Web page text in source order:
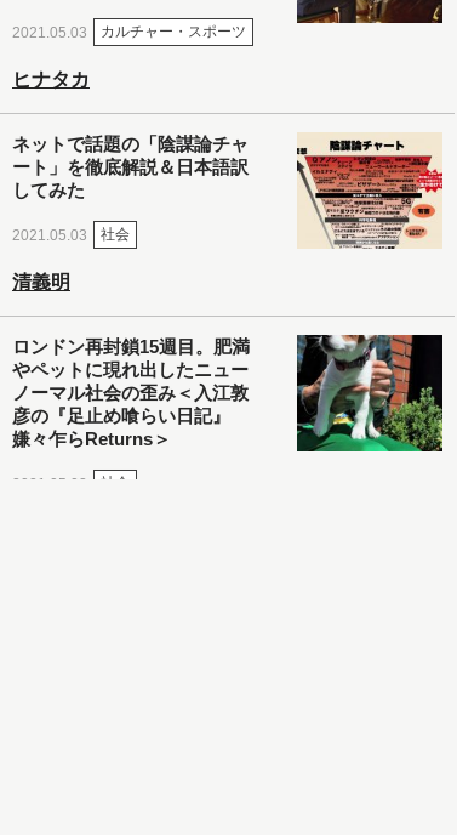
2021.05.03 カルチャー・スポーツ
ヒナタカ
ネットで話題の「陰謀論チャ
ート」を徹底解説＆日本語訳
してみた
2021.05.03 社会
清義明
ロンドン再封鎖15週目。肥満
やペットに現れ出したニュー
ノーマル社会の歪み＜入江敦
彦の『足止め喰らい日記』
嫌々乍らReturns＞
2021.05.02 社会